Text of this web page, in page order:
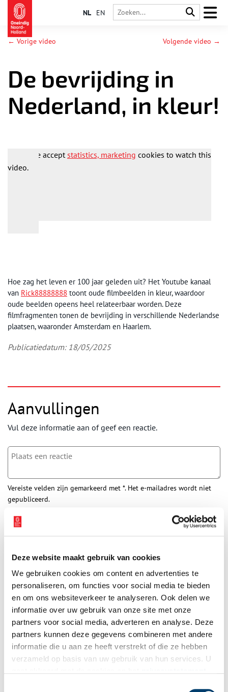
Deze website maakt gebruik van cookies
We gebruiken cookies om content en advertenties te
personaliseren, om functies voor social media te bieden
en om ons websiteverkeer te analyseren. Ook delen we
informatie over uw gebruik van onze site met onze
partners voor social media, adverteren en analyse. Deze
partners kunnen deze gegevens combineren met andere
informatie die u aan ze heeft verstrekt of die ze hebben
verzameld op basis van uw gebruik van hun services. U
NL EN
← Vorige video Volgende video →
De bevrijding in
Nederland, in kleur!
Please acceptstatistics, marketing cookies to watch this
video.
Hoe zag het leven er 100 jaar geleden uit? Het Youtube kanaal
van Rick88888888 toont oude filmbeelden in kleur, waardoor
oude beelden opeens heel relateerbaar worden. Deze
filmfragmenten tonen de bevrijding in verschillende Nederlandse
plaatsen, waaronder Amsterdam en Haarlem.
Publicatiedatum: 18/05/2025
Aanvullingen
Vul deze informatie aan of geef een reactie.
Vereiste velden zijn gemarkeerd met *. Het e-mailadres wordt niet
gepubliceerd.
Naam
E-mail *
Vink dit aan als u op de hoogte gehouden wil worden.
Bekijk meer video's